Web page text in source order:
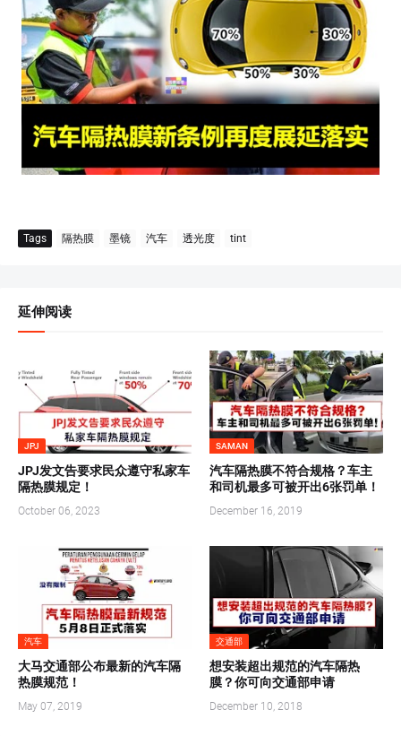
Tags 隔热膜 墨镜 汽车 透光度 tint
延伸阅读
JPJ
JPJ发文告要求民众遵守私家车
隔热膜规定！
October 06, 2023
SAMAN
汽车隔热膜不符合规格？车主
和司机最多可被开出6张罚单！
December 16, 2019
汽车
大马交通部公布最新的汽车隔
热膜规范！
May 07, 2019
交通部
想安装超出规范的汽车隔热
膜？你可向交通部申请
December 10, 2018